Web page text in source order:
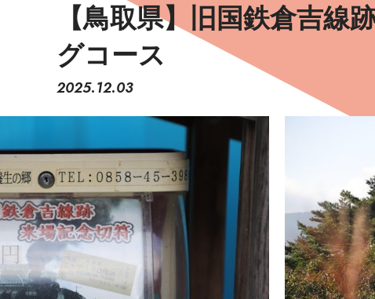
【鳥取県】旧国鉄倉吉
グコース
2025.12.03